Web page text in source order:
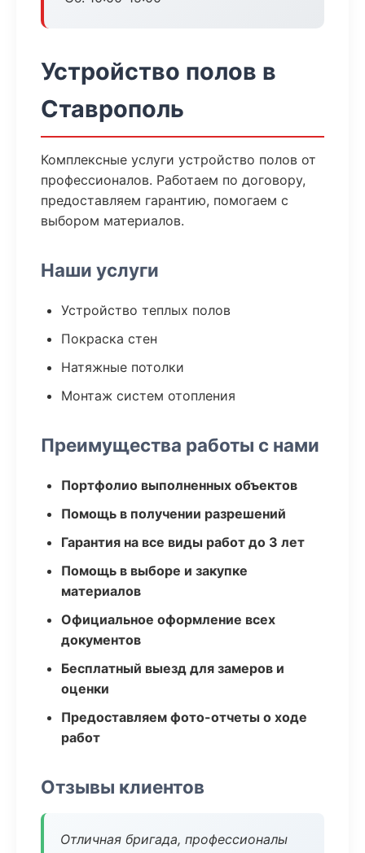
Устройство полов в
Ставрополь
Комплексные услуги устройство полов от
профессионалов. Работаем по договору,
предоставляем гарантию, помогаем с
выбором материалов.
Наши услуги
Устройство теплых полов
Покраска стен
Натяжные потолки
Монтаж систем отопления
Преимущества работы с нами
Портфолио выполненных объектов
Помощь в получении разрешений
Гарантия на все виды работ до 3 лет
Помощь в выборе и закупке
материалов
Официальное оформление всех
документов
Бесплатный выезд для замеров и
оценки
Предоставляем фото-отчеты о ходе
работ
Отзывы клиентов
Отличная бригада, профессионалы